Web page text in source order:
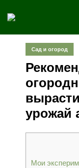
Сад и огород
урожай
Мои